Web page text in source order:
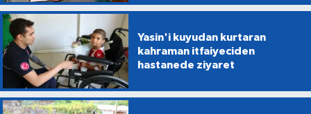
Yasin'i kuyudan kurtaran
kahraman itfaiyeciden
hastanede ziyaret